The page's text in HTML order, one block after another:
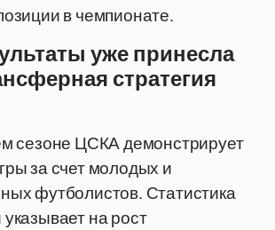
в чемпионате.
уже принесла
стратегия
сезоне ЦСКА демонстрирует
за счет молодых и
футболистов. Статистика
на рост